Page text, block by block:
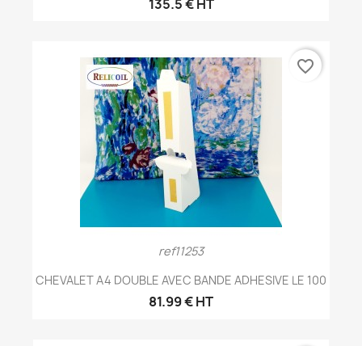
135.5 € HT
ref11253
CHEVALET A4 DOUBLE AVEC BANDE ADHESIVE LE 100
81.99 € HT
favorite_border